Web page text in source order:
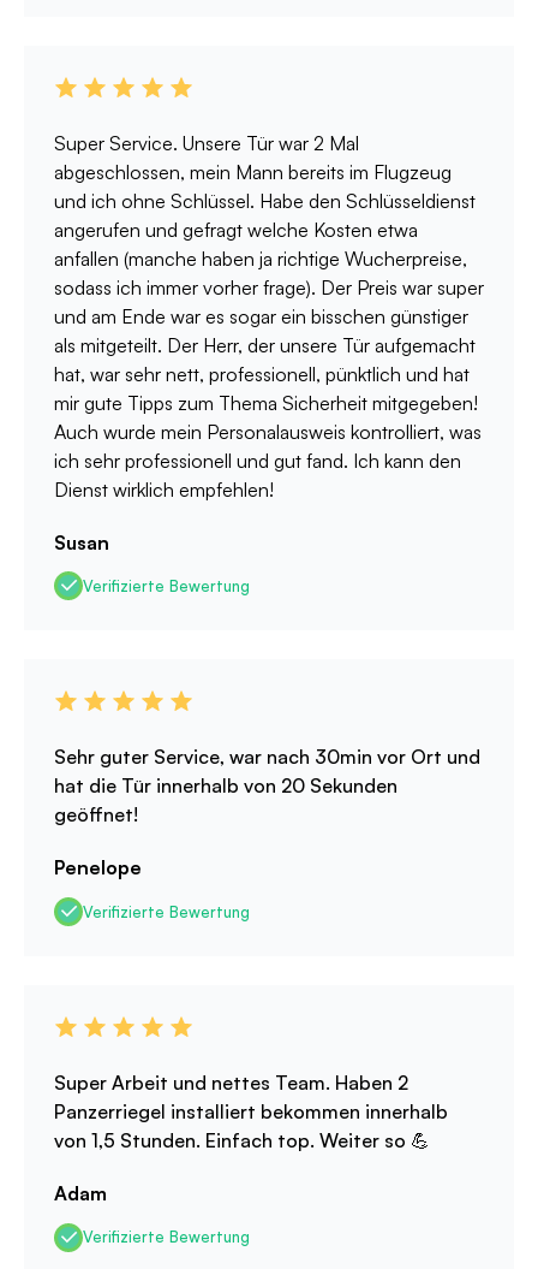
Super Service. Unsere Tür war 2 Mal
abgeschlossen, mein Mann bereits im Flugzeug
und ich ohne Schlüssel. Habe den Schlüsseldienst
angerufen und gefragt welche Kosten etwa
anfallen (manche haben ja richtige Wucherpreise,
sodass ich immer vorher frage). Der Preis war super
und am Ende war es sogar ein bisschen günstiger
als mitgeteilt. Der Herr, der unsere Tür aufgemacht
hat, war sehr nett, professionell, pünktlich und hat
mir gute Tipps zum Thema Sicherheit mitgegeben!
Auch wurde mein Personalausweis kontrolliert, was
ich sehr professionell und gut fand. Ich kann den
Dienst wirklich empfehlen!
Susan
Verifizierte Bewertung
Sehr guter Service, war nach 30min vor Ort und
hat die Tür innerhalb von 20 Sekunden
geöffnet!
Penelope
Verifizierte Bewertung
Super Arbeit und nettes Team. Haben 2
Panzerriegel installiert bekommen innerhalb
von 1,5 Stunden. Einfach top. Weiter so 💪
Adam
Verifizierte Bewertung